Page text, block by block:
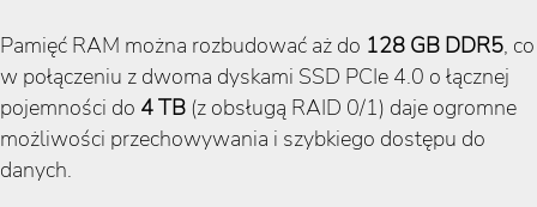
Pamięć RAM można rozbudować aż do 128 GB DDR5, co
w połączeniu z dwoma dyskami SSD PCIe 4.0 o łącznej
pojemności do 4 TB (z obsługą RAID 0/1) daje ogromne
możliwości przechowywania i szybkiego dostępu do
danych.